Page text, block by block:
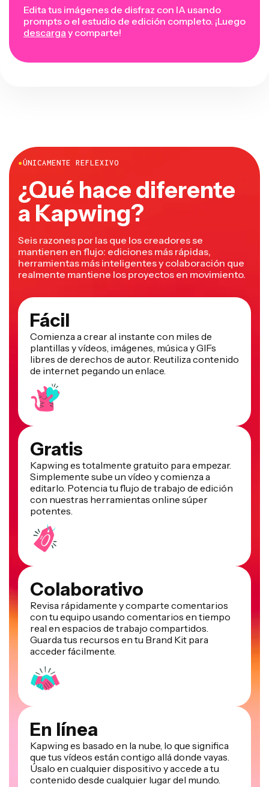
Edita tus imágenes de disfraz con IA usando
prompts o el estudio de edición completo. ¡Luego
descarga y comparte!
●ÚNICAMENTE REFLEXIVO
¿Qué hace diferente
a Kapwing?
Seis razones por las que los creadores se
mantienen en flujo: ediciones más rápidas,
herramientas más inteligentes y colaboración que
realmente mantiene los proyectos en movimiento.
Fácil
Comienza a crear al instante con miles de
plantillas y vídeos, imágenes, música y GIFs
libres de derechos de autor. Reutiliza contenido
de internet pegando un enlace.
Gratis
Kapwing es totalmente gratuito para empezar.
Simplemente sube un vídeo y comienza a
editarlo. Potencia tu flujo de trabajo de edición
con nuestras herramientas online súper
potentes.
Colaborativo
Revisa rápidamente y comparte comentarios
con tu equipo usando comentarios en tiempo
real en espacios de trabajo compartidos.
Guarda tus recursos en tu Brand Kit para
acceder fácilmente.
En línea
Kapwing es basado en la nube, lo que significa
que tus vídeos están contigo allá donde vayas.
Úsalo en cualquier dispositivo y accede a tu
contenido desde cualquier lugar del mundo.